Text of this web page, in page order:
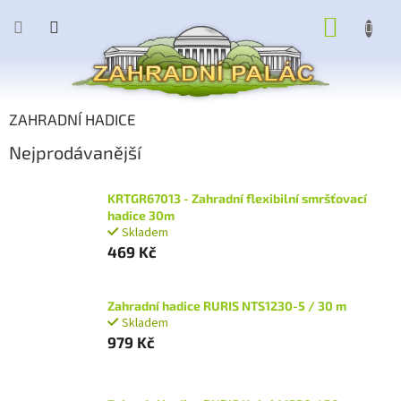
ZAHRADNÍ HADICE
Nejprodávanější
KRTGR67013 - Zahradní flexibilní smršťovací
hadice 30m
Skladem
469 Kč
Zahradní hadice RURIS NTS1230-5 / 30 m
Skladem
979 Kč